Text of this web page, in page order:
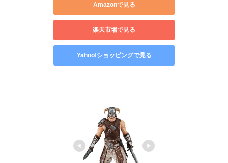
Amazonで見る
楽天市場で見る
Yahoo!ショッピングで見る